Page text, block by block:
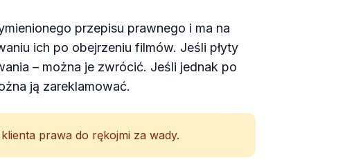
przepisu prawnego i ma na
ich po obejrzeniu filmów. Jeśli płyty
– można je zwrócić. Jeśli jednak po
ją zareklamować.
prawa do rękojmi za wady.